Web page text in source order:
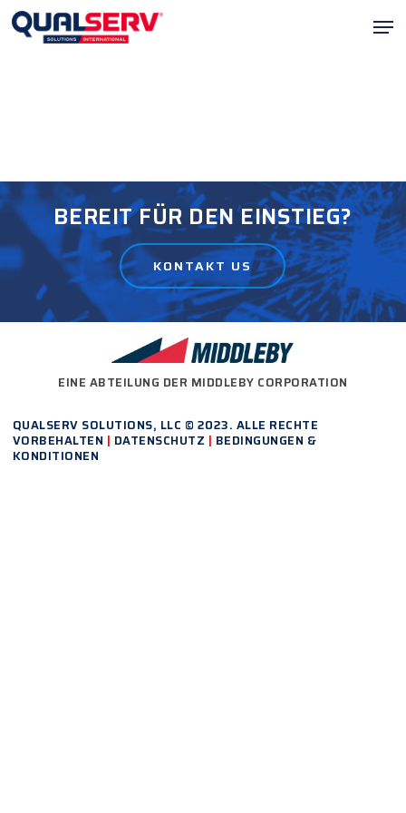
Zum
Hauptinhalt
BEREIT FÜR DEN EINSTIEG?
KONTAKT US
EINE ABTEILUNG DER MIDDLEBY CORPORATION
QUALSERV SOLUTIONS, LLC © 2023. ALLE RECHTE
VORBEHALTEN | DATENSCHUTZ | BEDINGUNGEN &
KONDITIONEN